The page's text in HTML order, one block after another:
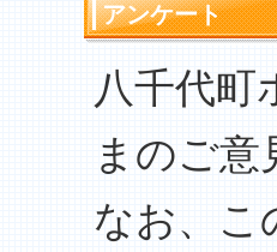
アンケート
八千代町
まのご
なお、こ